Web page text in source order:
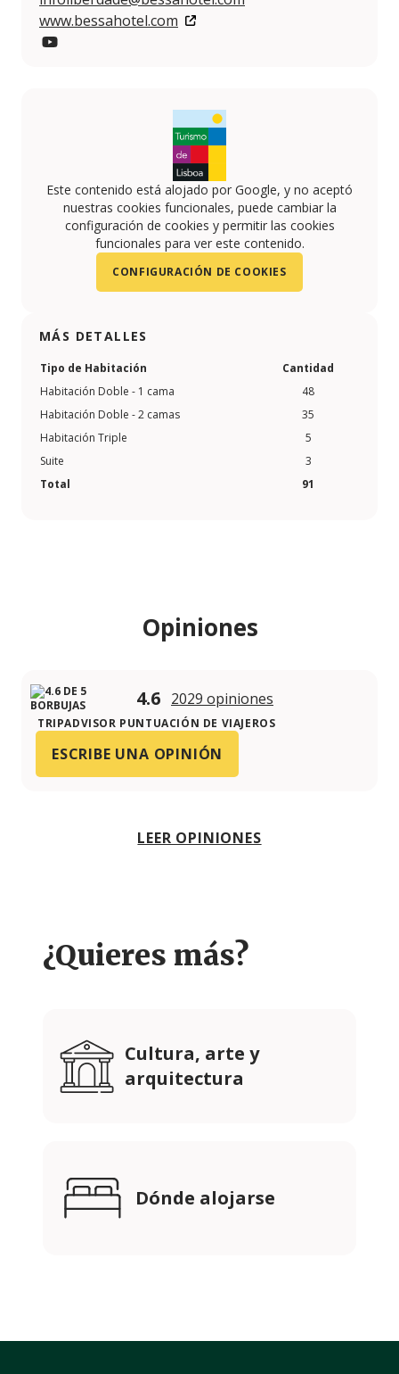
www.bessahotel.com
Este contenido está alojado por Google, y no aceptó
nuestras cookies funcionales, puede cambiar la
configuración de cookies y permitir las cookies
funcionales para ver este contenido.
CONFIGURACIÓN DE COOKIES
MÁS DETALLES
Tipo de Habitación
Cantidad
Habitación Doble - 1 cama
48
Habitación Doble - 2 camas
35
Habitación Triple
5
Suite
3
Total
91
Opiniones
4.6 2029 opiniones
TRIPADVISOR PUNTUACIÓN DE VIAJEROS
ESCRIBE UNA OPINIÓN
LEER OPINIONES
¿Quieres más?
Cultura, arte y
arquitectura
Dónde alojarse